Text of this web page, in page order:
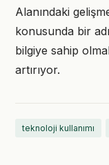
Alanındaki
konusunda bir
bilgiye sahip
artırıyor.
teknoloji kullanımı